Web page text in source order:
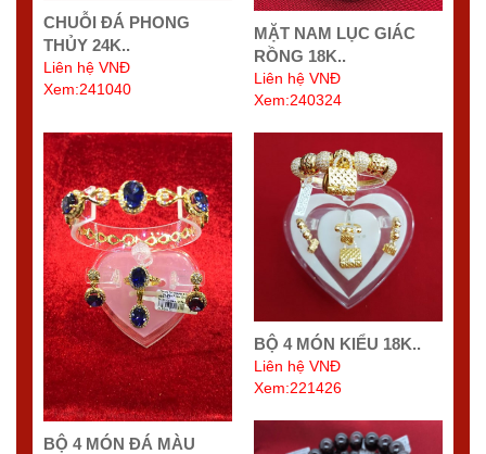
CHUỖI ĐÁ PHONG
THỦY 24K..
Liên hệ VNĐ
Xem:241040
MẶT NAM LỤC GIÁC
RỒNG 18K..
Liên hệ VNĐ
Xem:240324
BỘ 4 MÓN ĐÁ MÀU
BỘ 4 MÓN KIỂU 18K..
Liên hệ VNĐ
Xem:221426